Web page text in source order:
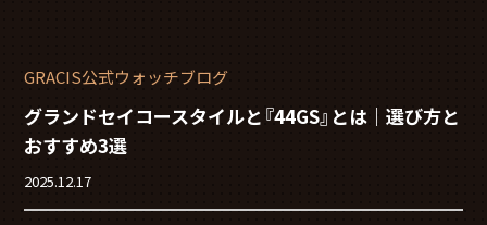
GRACIS公式ウォッチブログ
グランドセイコースタイルと『44GS』とは｜選び方と
おすすめ3選
2025.12.17